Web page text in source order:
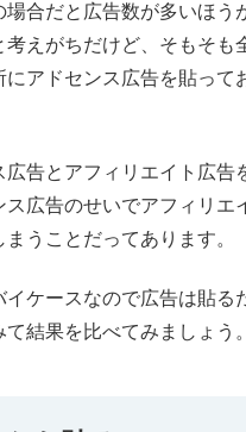
場合だと広告数が多いほう
考えがちだけど、そもそも
にアドセンス広告を貼って
広告とアフィリエイト広告
ス広告のせいでアフィリエ
うことだってあります。
ケースなので広告は貼る
結果を比べてみましょう。